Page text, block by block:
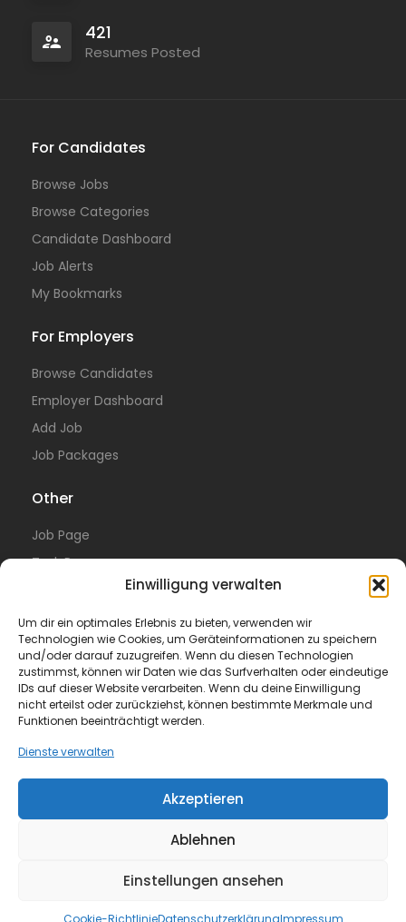
Einwilligung verwalten
Um dir ein optimales Erlebnis zu bieten, verwenden wir
Technologien wie Cookies, um Geräteinformationen zu speichern
und/oder darauf zuzugreifen. Wenn du diesen Technologien
zustimmst, können wir Daten wie das Surfverhalten oder eindeutige
IDs auf dieser Website verarbeiten. Wenn du deine Einwilligung
nicht erteilst oder zurückziehst, können bestimmte Merkmale und
Funktionen beeinträchtigt werden.
Dienste verwalten
Akzeptieren
Ablehnen
Einstellungen ansehen
Cookie-RichtlinieDatenschutzerklärungImpressum
421
Resumes Posted
For Candidates
Browse Jobs
Browse Categories
Candidate Dashboard
Job Alerts
My Bookmarks
For Employers
Browse Candidates
Employer Dashboard
Add Job
Job Packages
Other
Job Page
Task Page
Blog
Hexagon
Legal
Privacy Policy
Terms of Use
FAQ
© All Rights Reserved.